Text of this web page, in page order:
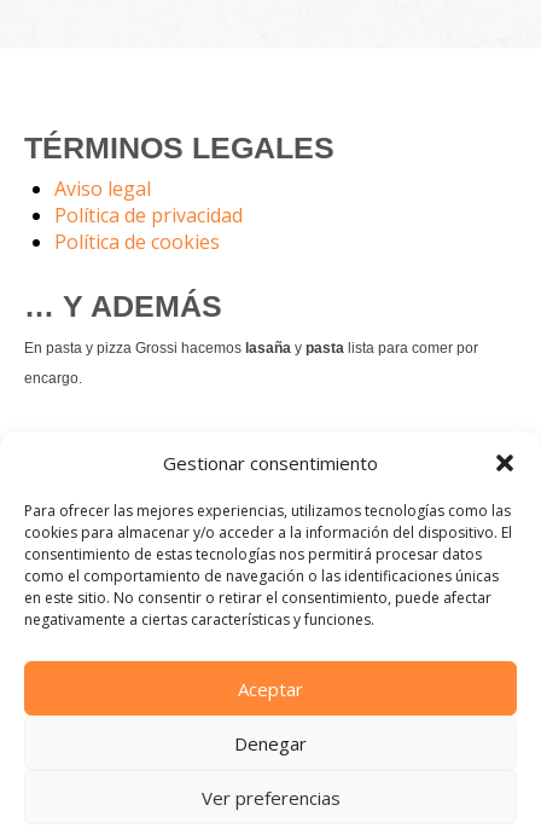
Gestionar consentimiento
Para ofrecer las mejores experiencias, utilizamos tecnologías como las
cookies para almacenar y/o acceder a la información del dispositivo. El
consentimiento de estas tecnologías nos permitirá procesar datos
como el comportamiento de navegación o las identificaciones únicas
en este sitio. No consentir o retirar el consentimiento, puede afectar
negativamente a ciertas características y funciones.
Aceptar
Denegar
Ver preferencias
TÉRMINOS LEGALES
Aviso legal
Política de privacidad
Política de cookies
… Y ADEMÁS
En pasta y pizza Grossi hacemos lasaña y pasta lista para comer por
encargo.
es un permanente.
Pedir comida Just eat
Instagram
Facebook
TikTok
Dirección:
Calle Manuel Allende, 12, 48010 Bilbao, Vizcaya
Teléfono:
info@pastaypizzagrossi.com